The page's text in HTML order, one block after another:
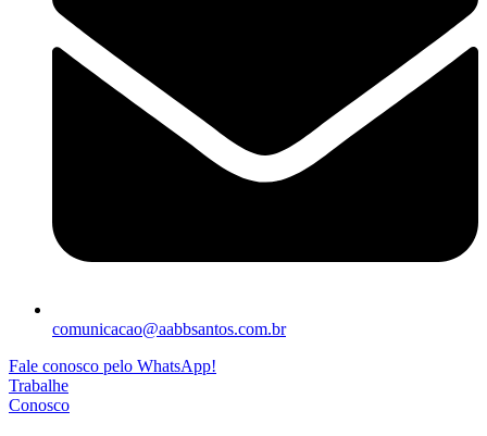
comunicacao@aabbsantos.com.br
Fale conosco pelo WhatsApp!
Trabalhe
Conosco